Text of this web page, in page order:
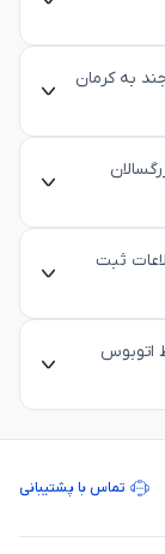
به کرمان
ثبت
اتوبوس
تماس با پشتیبانی